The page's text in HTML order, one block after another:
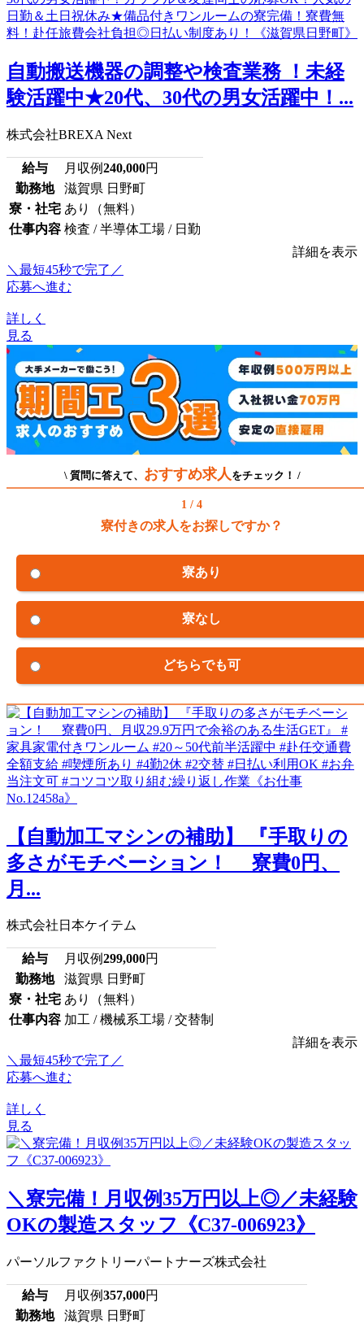
自動搬送機器の調整や検査業務 ！未経
験活躍中★20代、30代の男女活躍中！...
株式会社BREXA Next
給与 月収例240,000円
勤務地
滋賀県 日野町
寮・社宅 あり（無料）
仕事内容 検査 / 半導体工場 / 日勤
詳細を表示
＼最短45秒で完了／
応募へ進む
詳しく
見る
\ 質問に答えて、 おすすめ求人 をチェック！ /
1 / 4
寮付きの求人をお探しですか？
寮あり
寮なし
どちらでも可
【自動加工マシンの補助】 『手取りの
多さがモチベーション！ 寮費0円、
月...
株式会社日本ケイテム
給与 月収例299,000円
勤務地
滋賀県 日野町
寮・社宅 あり（無料）
仕事内容 加工 / 機械系工場 / 交替制
詳細を表示
＼最短45秒で完了／
応募へ進む
詳しく
見る
＼寮完備！月収例35万円以上◎／未経験
OKの製造スタッフ《C37-006923》
パーソルファクトリーパートナーズ株式会社
給与 月収例357,000円
勤務地
滋賀県 日野町